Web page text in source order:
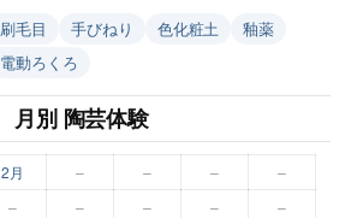
刷毛目 手びねり 色化粧土
釉薬
電動ろくろ
月別 陶芸体験
2月 – – –
–
– – – – –